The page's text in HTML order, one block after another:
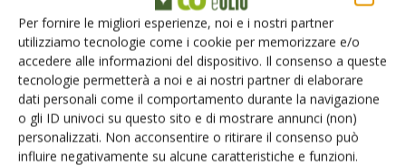
Per fornire le migliori esperienze, noi e i nostri partner
utilizziamo tecnologie come i cookie per memorizzare e/o
accedere alle informazioni del dispositivo. Il consenso a queste
tecnologie permetterà a noi e ai nostri partner di elaborare
dati personali come il comportamento durante la navigazione
o gli ID univoci su questo sito e di mostrare annunci (non)
personalizzati. Non acconsentire o ritirare il consenso può
influire negativamente su alcune caratteristiche e funzioni.
Rimani aggiornato sul mondo